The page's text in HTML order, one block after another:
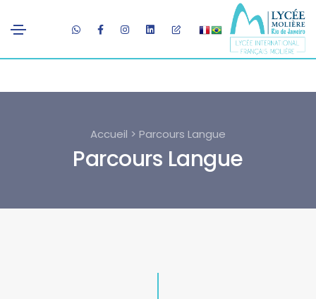
Accueil > Parcours Langue
Parcours Langue